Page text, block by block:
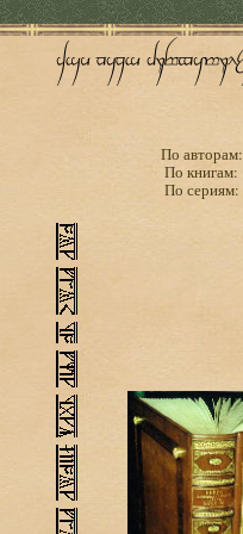
По авторам:
По книгам:
По сериям: